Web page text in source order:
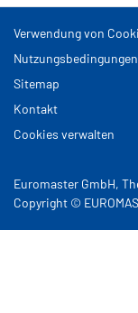
Verwendung von
Nutzungsbedingungen
Sitemap
Kontakt
Cookies verwalten
Euromaster GmbH,
Copyright ©